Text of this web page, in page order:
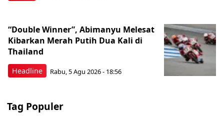
Headline
“Double Winner”, Abimanyu Melesat
Kibarkan Merah Putih Dua Kali di
Thailand
Rabu, 5 Agu 2026 - 18:56
Tag Populer